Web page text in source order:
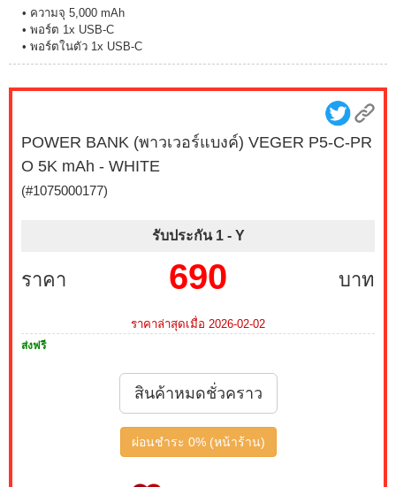
• ความจุ 5,000 mAh
• พอร์ต 1x USB-C
• พอร์ตในตัว 1x USB-C
POWER BANK (พาวเวอร์แบงค์) VEGER P5-C-PR
O 5K mAh - WHITE
(#1075000177)
รับประกัน 1 - Y
ราคา บาท
690
ราคาล่าสุดเมื่อ 2026-02-02
ส่งฟรี
สินค้าหมดชั่วคราว
ผ่อนชำระ 0% (หน้าร้าน)